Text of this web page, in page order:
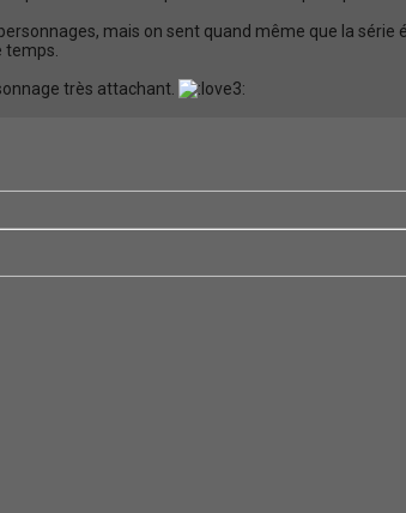
mais on sent quand même que la
très attachant.